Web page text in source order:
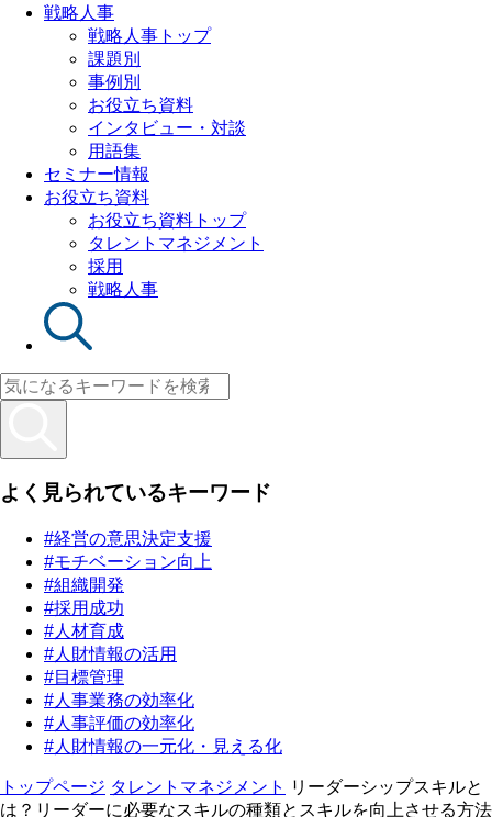
戦略人事
戦略人事トップ
課題別
事例別
お役立ち資料
インタビュー・対談
用語集
セミナー情報
お役立ち資料
お役立ち資料トップ
タレントマネジメント
採用
戦略人事
よく見られているキーワード
#経営の意思決定支援
#モチベーション向上
#組織開発
#採用成功
#人材育成
#人財情報の活用
#目標管理
#人事業務の効率化
#人事評価の効率化
#人財情報の一元化・見える化
トップページ タレントマネジメント
リーダーシップスキルと
は？リーダーに必要なスキルの種類とスキルを向上させる方法